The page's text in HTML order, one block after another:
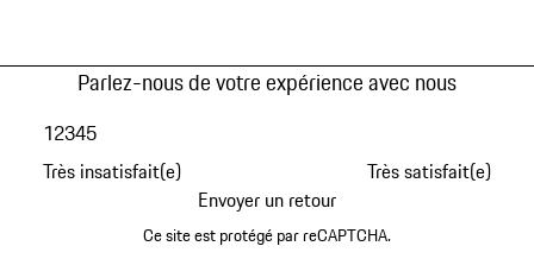
Parlez-nous de votre expérience avec nous
Très insatisfait(e)
12345
Très satisfait(e)
Envoyer un retour
Ce site est protégé par reCAPTCHA.